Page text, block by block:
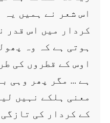
اس شعر نے ہمیں
کردار میں اس قدر
ہوتی ہے کہ وہ
اوس کے قطروں کی
ہے … مگر پھر وہی
معنی ہلکے نہیں
کے کردار کی